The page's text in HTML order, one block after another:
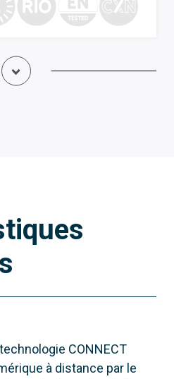
Connect et
CONNECT
à distance par le